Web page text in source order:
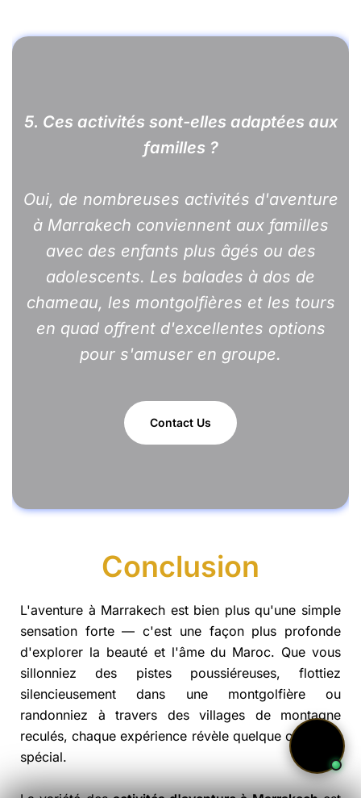
5. Ces activités sont-elles adaptées aux
familles ?
Oui, de nombreuses activités d'aventure
à Marrakech conviennent aux familles
avec des enfants plus âgés ou des
adolescents. Les balades à dos de
chameau, les montgolfières et les tours
en quad offrent d'excellentes options
pour s'amuser en groupe.
Contact Us
Conclusion
L'aventure à Marrakech est bien plus qu'une simple
sensation forte — c'est une façon plus profonde
d'explorer la beauté et l'âme du Maroc. Que vous
sillonniez des pistes poussiéreuses, flottiez
silencieusement dans une montgolfière ou
randonniez à travers des villages de montagne
reculés, chaque expérience révèle quelque chose de
spécial.